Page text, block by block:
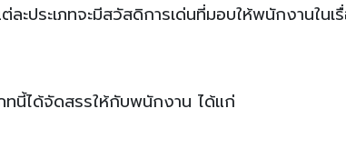
ประเภทจะมีสวัสดิการเด่นที่มอบให้พนักงานในเ
ทนี้ได้จัดสรรให้กับพนักงาน ได้แก่